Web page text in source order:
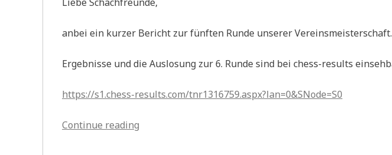
anbei ein kurzer Bericht zur fünften Runde unserer Vereinsmeisterschaft.
Ergebnisse und die Auslosung zur 6. Runde sind bei chess-results
https://s1.chess-results.com/tnr1316759.aspx?lan=0&SNode=S0
Continue reading